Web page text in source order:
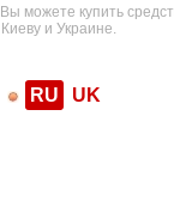
можете купить
и Украине.
RU UK